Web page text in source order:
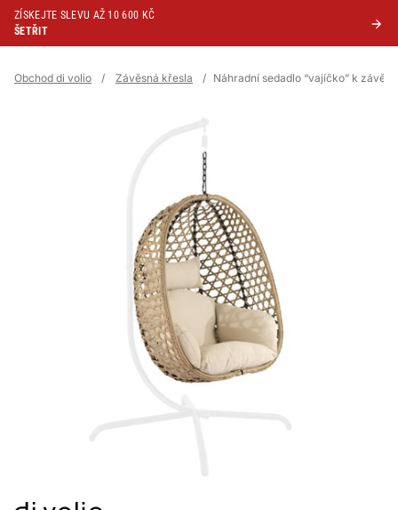
ZÍSKEJTE SLEVU AŽ 10 600 KČ
ŠETŘIT
Obchod di volio / Závěsná křesla / Náhradní sedadlo “vajíčko” k